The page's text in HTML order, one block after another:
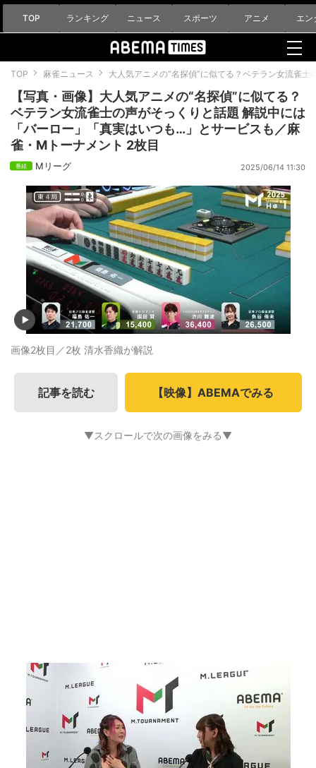
TOP ランキング ニュース スポーツ アニメ エン
TOP 麻雀ニュース 大人気アニメの“名探偵”に似てる？ベテラン女流雀
【写真・画像】大人気アニメの“名探偵”に似てる？
ベテラン女流雀士の声がそっくりと話題 解説中には
「バーロー」「真実はいつも…」とサービスも／麻
雀・Mトーナメント 2枚目
Mリーグ 2025/06/14 11:30
画像2枚目／2枚 清水香織が解説
記事を読む 【映像】ABEMAでみる
▼スクロールで次の画像をみる▼